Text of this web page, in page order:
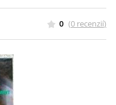
0 (0 recenzií)